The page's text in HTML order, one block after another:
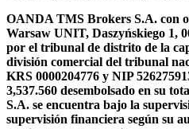
OANDA TMS Brokers S.A. con
Warsaw UNIT, Daszyńskiego 1,
por el tribunal de distrito de la
división comercial del tribunal
KRS 0000204776 y NIP
3,537.560 desembolsado en su
S.A. se encuentra bajo la
supervisión financiera según su